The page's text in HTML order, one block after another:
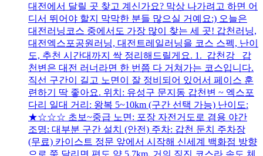
대전에서 달릴 곳 찾고 계신가요? 막상 나가려고 하면 어
디서 뛰어야 할지 막막한 분들 많으실 거예요:) 오늘은
대전러닝코스 중에서도 가장 많이 찾는 세 곳! 갑천러닝,
대전엑스포공원러닝, 대전트레일러닝을 코스 스펙, 난이
도, 추천 시간대까지 싹 정리해드릴게요. 1. 갑천강 갑
천변은 대전 러너라면 한 번쯤 다 거쳐가는 코스입니다.
직선 구간이 길고 노면이 잘 정비되어 있어서 페이스 훈
련하기 딱 좋아요. 위치: 유성구 문지동 갑천변 ~ 엑스포
다리 일대 거리: 왕복 5~10km (구간 선택 가능) 난이도:
★☆☆☆ 초보~중급 노면: 포장 자전거도로 겸용 야간
조명: 대부분 구간 설치 (안전) 주차: 갑천 둔치 주차장
(무료) 카이스트 정문 앞에서 시작해 신세계 백화점 방향
으로 쭉 달리면 편도 약 5.7km. 거의 직진 코스라 속도 체